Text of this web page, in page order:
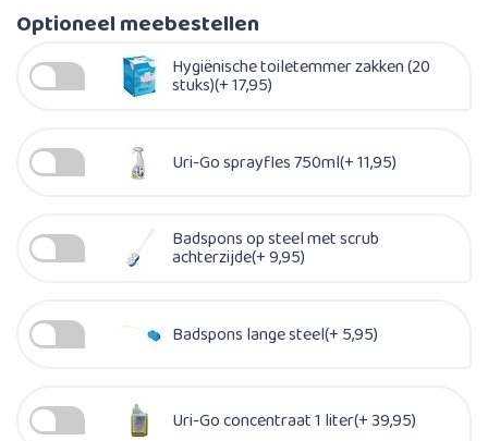
Optioneel meebestellen
Hygiënische toiletemmer zakken (20
stuks)(+ 17,95)
Uri-Go sprayfles 750ml(+ 11,95)
Badspons op steel met scrub
achterzijde(+ 9,95)
Badspons lange steel(+ 5,95)
Uri-Go concentraat 1 liter(+ 39,95)